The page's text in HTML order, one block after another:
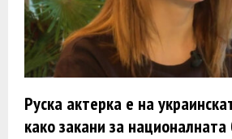
Руска актерка e на
како закани за